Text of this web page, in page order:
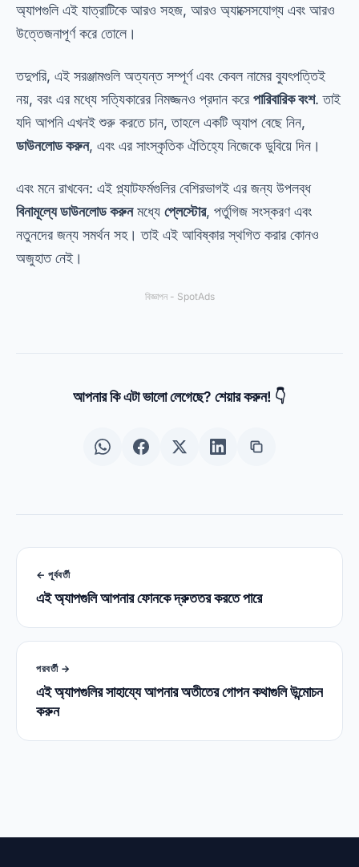
অ্যাপগুলি এই যাত্রাটিকে আরও সহজ, আরও অ্যাক্সেসযোগ্য এবং আরও
উত্তেজনাপূর্ণ করে তোলে।
তদুপরি, এই সরঞ্জামগুলি অত্যন্ত সম্পূর্ণ এবং কেবল নামের ব্যুৎপত্তিই
নয়, বরং এর মধ্যে সত্যিকারের নিমজ্জনও প্রদান করে পারিবারিক বংশ. তাই
যদি আপনি এখনই শুরু করতে চান, তাহলে একটি অ্যাপ বেছে নিন,
ডাউনলোড করুন, এবং এর সাংস্কৃতিক ঐতিহ্যে নিজেকে ডুবিয়ে দিন।
এবং মনে রাখবেন: এই প্ল্যাটফর্মগুলির বেশিরভাগই এর জন্য উপলব্ধ
বিনামূল্যে ডাউনলোড করুনমধ্যে প্লেস্টোর, পর্তুগিজ সংস্করণ এবং
নতুনদের জন্য সমর্থন সহ। তাই এই আবিষ্কার স্থগিত করার কোনও
অজুহাত নেই।
বিজ্ঞাপন - SpotAds
আপনার কি এটা ভালো লেগেছে? শেয়ার করুন! 👇
← পূর্ববর্তী
এই অ্যাপগুলি আপনার ফোনকে দ্রুততর করতে পারে
পরবর্তী →
এই অ্যাপগুলির সাহায্যে আপনার অতীতের গোপন কথাগুলি উন্মোচন
করুন